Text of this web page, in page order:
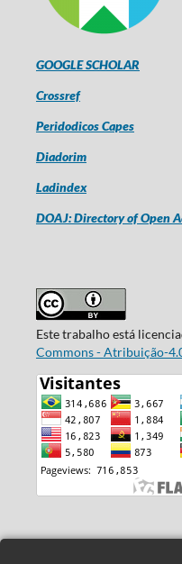
GOOGLE SCHOLAR
Crossref
Peridodicos Capes
Diadorim
Ladindex
DOAJ: Directory of Open
Este trabalho está
Commons - Atribuição-